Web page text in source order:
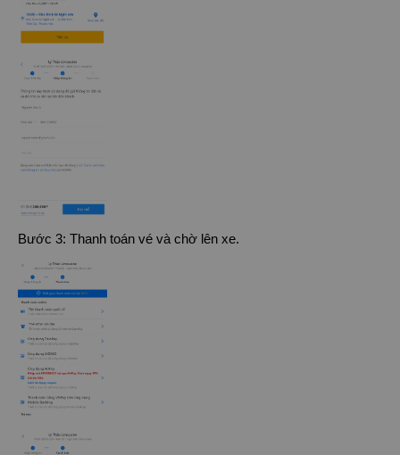
Bước 3: Thanh toán vé và chờ lên xe.